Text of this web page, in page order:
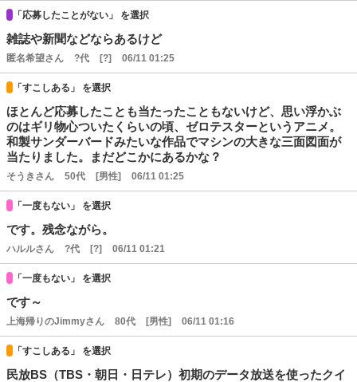
「応募したことがない」 を選択
雑誌や新聞などならあるけど
匿名希望さん ?代 [?] 06/11 01:25
「すこしある」 を選択
ほとんど応募したことも当たったこともないけど、思い浮かぶ
のはギリ物心ついたくらいの頃、ゼロテスターというアニメ。
和製サンダーバードみたいな作品でマシンの大きな三面図面が
当たりました。まだどこかにあるかな？
そうきさん 50代 [男性] 06/11 01:25
「一度もない」 を選択
です。残念ながら。
ハルルさん ?代 [?] 06/11 01:21
「一度もない」 を選択
です～
上海帰りのJimmyさん 80代 [男性] 06/11 01:16
「すこしある」 を選択
民放BS（TBS・朝日・日テレ）初期のデータ放送を使ったクイ